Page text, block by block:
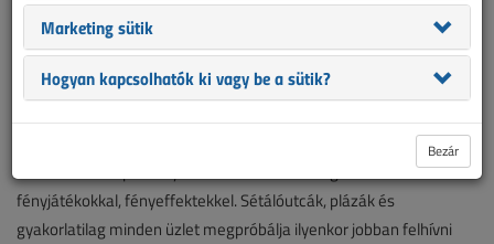
kirakatokban lépten-nyomon találkozunk a legkülönbözőbb
fényjátékokkal, fényeffektekkel. Sétálóutcák, plázák és
gyakorlatilag minden...
kerülünk. Az ehhez tartozó tömeges bevásárló-körutak során a
kirakatokban lépten-nyomon találkozunk a legkülönbözőbb
fényjátékokkal, fényeffektekkel. Sétálóutcák, plázák és
gyakorlatilag minden üzlet megpróbálja ilyenkor jobban felhívni
Marketing sütik
Hogyan kapcsolhatók ki vagy be a sütik?
Bezár